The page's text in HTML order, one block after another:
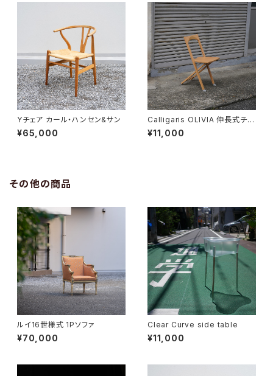
Yチェア カール・ハンセン&サン
¥65,000
Calligaris OLIVIA 伸長式チェ
ア
¥11,000
その他の商品
ルイ16世様式 1Pソファ
¥70,000
Clear Curve side table
¥11,000